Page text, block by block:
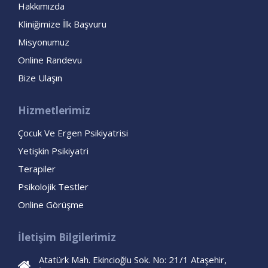
Hakkımızda
Kliniğimize İlk Başvuru
Misyonumuz
Online Randevu
Bize Ulaşın
Hizmetlerimiz
Çocuk Ve Ergen Psikiyatrisi
Yetişkin Psikiyatri
Terapiler
Psikolojik Testler
Online Görüşme
İletişim Bilgilerimiz
Atatürk Mah. Ekincioğlu Sok. No: 21/1 Ataşehir,